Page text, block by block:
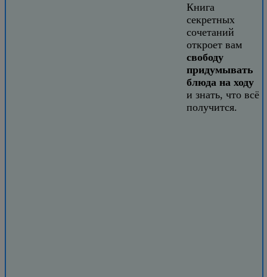
Книга
секретных
сочетаний
откроет вам
свободу
придумывать
блюда на ходу
и знать, что всё
получится.